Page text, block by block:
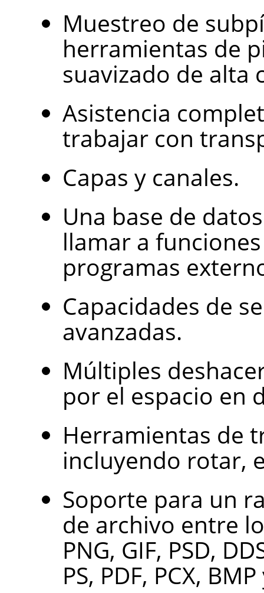
Muestreo de
herramientas de
suavizado de alta
Asistencia
trabajar con
Capas y canales.
Una base de
llamar a
programas
Capacidades de
avanzadas.
Múltiples
por el espacio en
Herramientas de
incluyendo rotar,
Soporte para un
de archivo entre
PNG, GIF, PSD,
PS, PDF, PCX,